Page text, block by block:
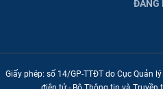
ĐĂNG
Giấy phép: số 14/GP-TTĐT do Cục Quản